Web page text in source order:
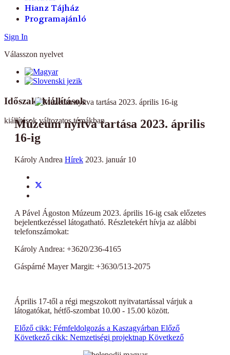
Hianz Tájház
Programajánló
Sign In
Válasszon nyelvet
Időszaki kiállítások
kiállítások változatos témákban
Múzeum nyitva tartása 2023. április
16-ig
Károly Andrea Hírek 2023. január 10
A Pável Ágoston Múzeum 2023. április 16-ig csak előzetes
bejelentkezéssel látogatható. Részletekért hívja az alábbi
telefonszámokat:
Károly Andrea: +3620/236-4165
Gáspárné Mayer Margit: +3630/513-2075
Április 17-től a régi megszokott nyitvatartással várjuk a
látogatókat, hétfő-szombat 10.00 - 15.00 között.
Előző cikk: Fémfeldolgozás a Kaszagyárban Előző
Következő cikk: Nemzetiségi projektnap Következő